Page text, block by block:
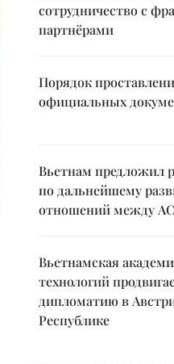
сотрудничество с
партнёрами
Порядок
официальных
Вьетнам предложил
по дальнейшему
отношений между
Вьетнамская
технологий
дипломатию в
Республике